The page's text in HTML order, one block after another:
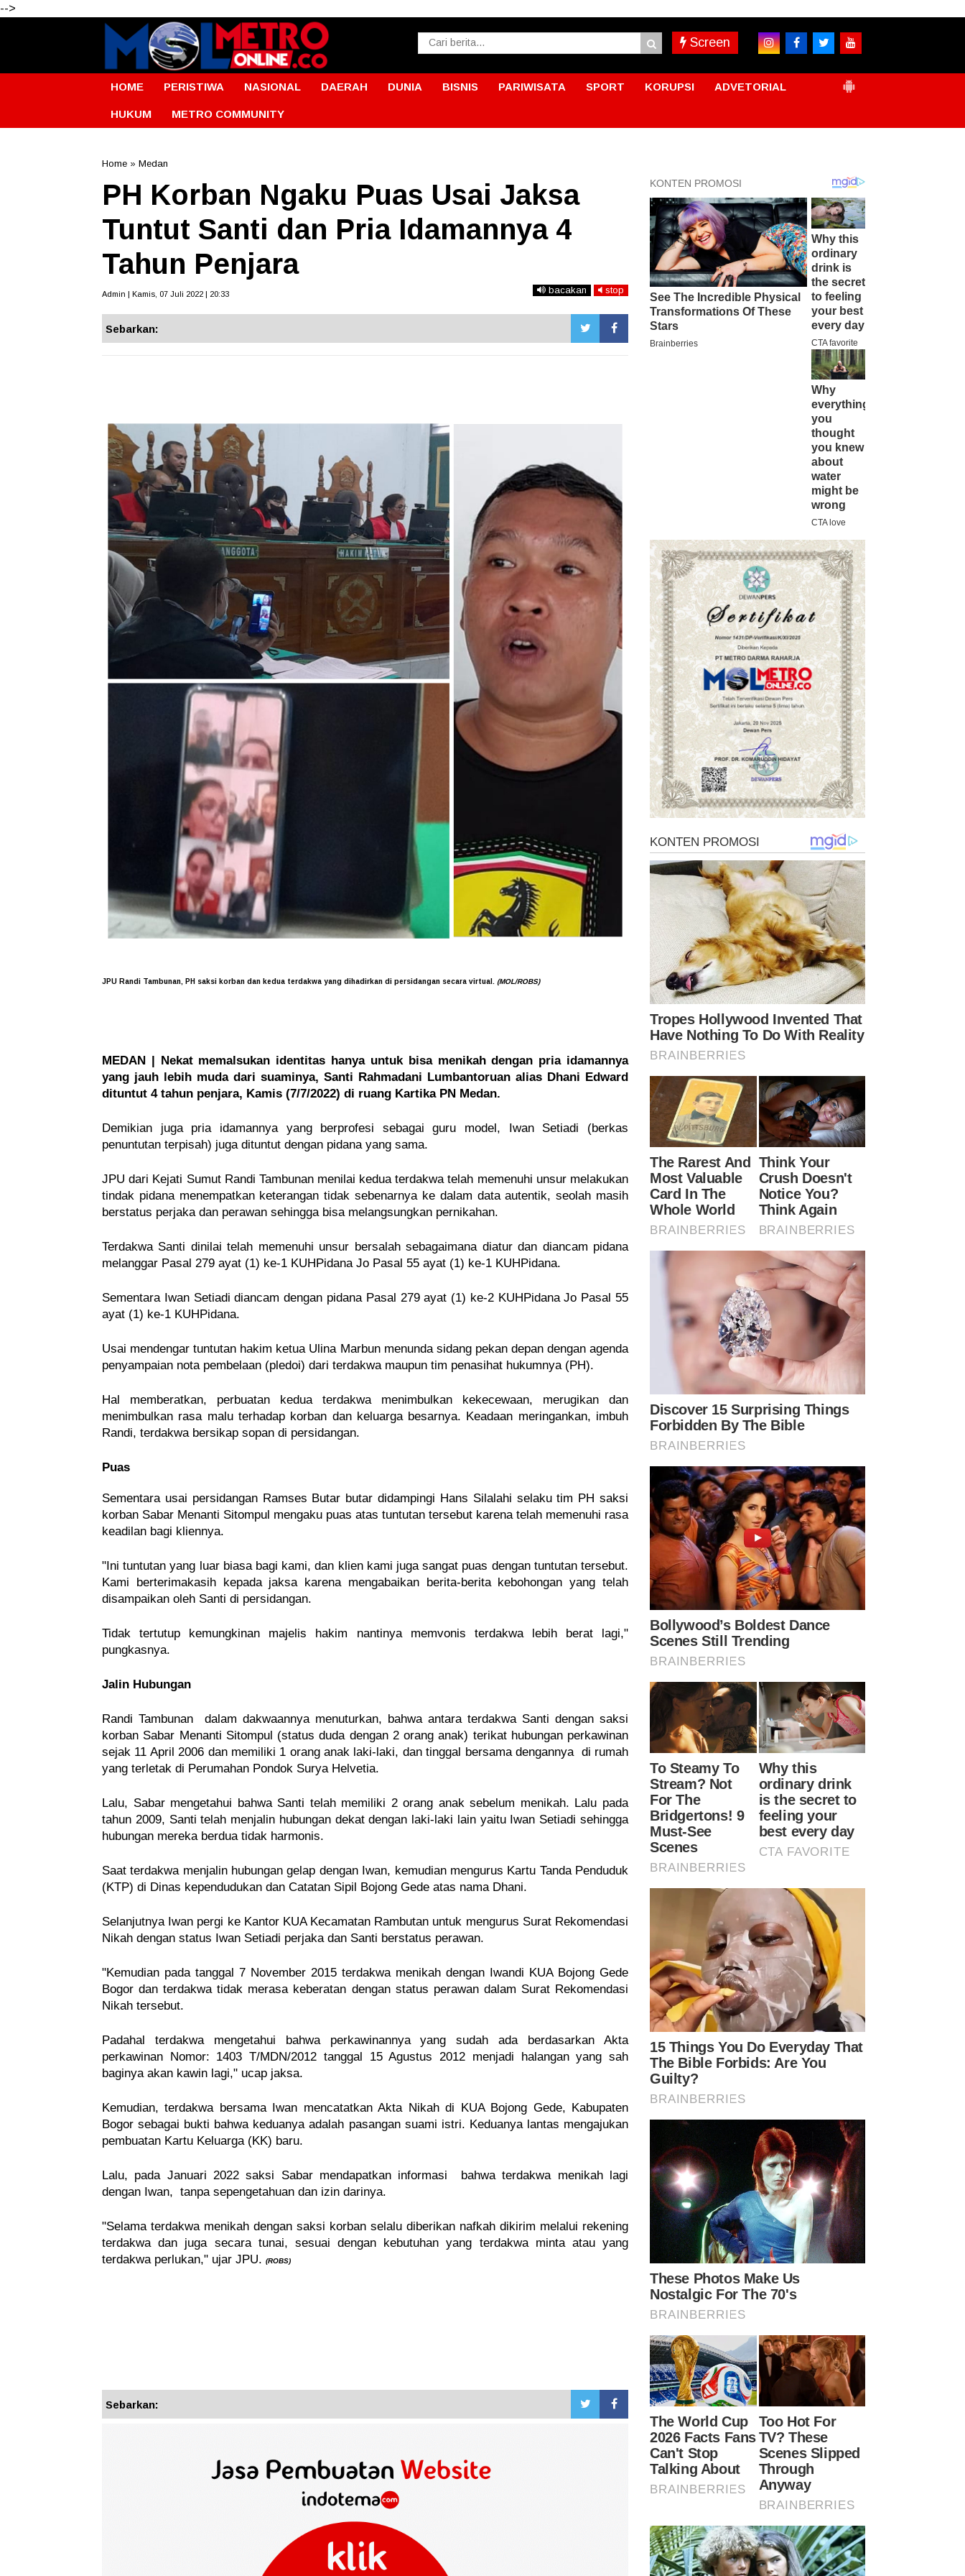
-->
Screen
HOME PERISTIWA NASIONAL DAERAH DUNIA BISNIS PARIWISATA SPORT KORUPSI ADVETORIAL
HUKUM METRO COMMUNITY
Home » Medan
PH Korban Ngaku Puas Usai Jaksa
Tuntut Santi dan Pria Idamannya 4
Tahun Penjara
Admin | Kamis, 07 Juli 2022 | 20:33 bacakan stop
Sebarkan:
JPU Randi Tambunan, PH saksi korban dan kedua terdakwa yang dihadirkan di persidangan secara virtual. (MOL/ROBS)
MEDAN | Nekat memalsukan identitas hanya untuk bisa menikah dengan pria idamannya
yang jauh lebih muda dari suaminya, Santi Rahmadani Lumbantoruan alias Dhani Edward
dituntut 4 tahun penjara, Kamis (7/7/2022) di ruang Kartika PN Medan.
Demikian juga pria idamannya yang berprofesi sebagai guru model, Iwan Setiadi (berkas
penuntutan terpisah) juga dituntut dengan pidana yang sama.
JPU dari Kejati Sumut Randi Tambunan menilai kedua terdakwa telah memenuhi unsur melakukan
tindak pidana menempatkan keterangan tidak sebenarnya ke dalam data autentik, seolah masih
berstatus perjaka dan perawan sehingga bisa melangsungkan pernikahan.
Terdakwa Santi dinilai telah memenuhi unsur bersalah sebagaimana diatur dan diancam pidana
melanggar Pasal 279 ayat (1) ke-1 KUHPidana Jo Pasal 55 ayat (1) ke-1 KUHPidana.
Sementara Iwan Setiadi diancam dengan pidana Pasal 279 ayat (1) ke-2 KUHPidana Jo Pasal 55
ayat (1) ke-1 KUHPidana.
Usai mendengar tuntutan hakim ketua Ulina Marbun menunda sidang pekan depan dengan agenda
penyampaian nota pembelaan (pledoi) dari terdakwa maupun tim penasihat hukumnya (PH).
Hal memberatkan, perbuatan kedua terdakwa menimbulkan kekecewaan, merugikan dan
menimbulkan rasa malu terhadap korban dan keluarga besarnya. Keadaan meringankan, imbuh
Randi, terdakwa bersikap sopan di persidangan.
Puas
Sementara usai persidangan Ramses Butar butar didampingi Hans Silalahi selaku tim PH saksi
korban Sabar Menanti Sitompul mengaku puas atas tuntutan tersebut karena telah memenuhi rasa
keadilan bagi kliennya.
"Ini tuntutan yang luar biasa bagi kami, dan klien kami juga sangat puas dengan tuntutan tersebut.
Kami berterimakasih kepada jaksa karena mengabaikan berita-berita kebohongan yang telah
disampaikan oleh Santi di persidangan.
Tidak tertutup kemungkinan majelis hakim nantinya memvonis terdakwa lebih berat lagi,"
pungkasnya.
Jalin Hubungan
Randi Tambunan  dalam dakwaannya menuturkan, bahwa antara terdakwa Santi dengan saksi
korban Sabar Menanti Sitompul (status duda dengan 2 orang anak) terikat hubungan perkawinan
sejak 11 April 2006 dan memiliki 1 orang anak laki-laki, dan tinggal bersama dengannya  di rumah
yang terletak di Perumahan Pondok Surya Helvetia.
Lalu, Sabar mengetahui bahwa Santi telah memiliki 2 orang anak sebelum menikah. Lalu pada
tahun 2009, Santi telah menjalin hubungan dekat dengan laki-laki lain yaitu Iwan Setiadi sehingga
hubungan mereka berdua tidak harmonis.
Saat terdakwa menjalin hubungan gelap dengan Iwan, kemudian mengurus Kartu Tanda Penduduk
(KTP) di Dinas kependudukan dan Catatan Sipil Bojong Gede atas nama Dhani.
Selanjutnya Iwan pergi ke Kantor KUA Kecamatan Rambutan untuk mengurus Surat Rekomendasi
Nikah dengan status Iwan Setiadi perjaka dan Santi berstatus perawan.
"Kemudian pada tanggal 7 November 2015 terdakwa menikah dengan Iwandi KUA Bojong Gede
Bogor dan terdakwa tidak merasa keberatan dengan status perawan dalam Surat Rekomendasi
Nikah tersebut.
Padahal terdakwa mengetahui bahwa perkawinannya yang sudah ada berdasarkan Akta
perkawinan Nomor: 1403 T/MDN/2012 tanggal 15 Agustus 2012 menjadi halangan yang sah
baginya akan kawin lagi," ucap jaksa.
Kemudian, terdakwa bersama Iwan mencatatkan Akta Nikah di KUA Bojong Gede, Kabupaten
Bogor sebagai bukti bahwa keduanya adalah pasangan suami istri. Keduanya lantas mengajukan
pembuatan Kartu Keluarga (KK) baru.
Lalu, pada Januari 2022 saksi Sabar mendapatkan informasi  bahwa terdakwa menikah lagi
dengan Iwan,  tanpa sepengetahuan dan izin darinya.
"Selama terdakwa menikah dengan saksi korban selalu diberikan nafkah dikirim melalui rekening
terdakwa dan juga secara tunai, sesuai dengan kebutuhan yang terdakwa minta atau yang
terdakwa perlukan," ujar JPU. (ROBS)
Sebarkan: